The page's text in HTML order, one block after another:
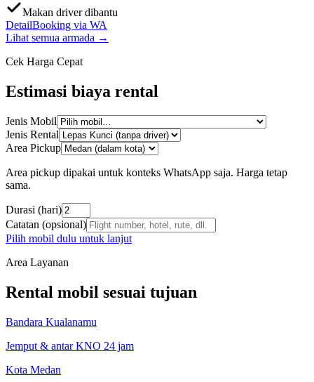
Makan driver dibantu
DetailBooking via WA
Lihat semua armada →
Cek Harga Cepat
Estimasi biaya rental
Jenis Mobil
Jenis Rental
Area Pickup
Area pickup dipakai untuk konteks WhatsApp saja. Harga tetap
sama.
Durasi (hari)
Catatan (opsional)
Pilih mobil dulu untuk lanjut
Area Layanan
Rental mobil sesuai tujuan
Bandara Kualanamu
Jemput & antar KNO 24 jam
Kota Medan